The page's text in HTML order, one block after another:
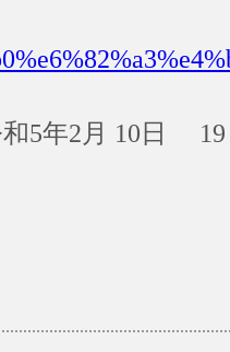
和5年2月 10日 19